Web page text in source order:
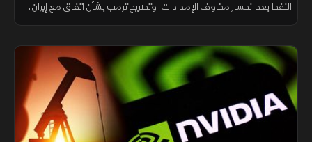
النفط بعد انحسار مخاوف الإمدادات، وتصريح ترمب بشأن اتفاق مع إيران،